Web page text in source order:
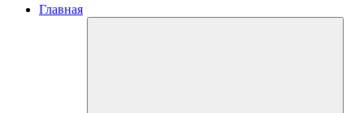
Главная